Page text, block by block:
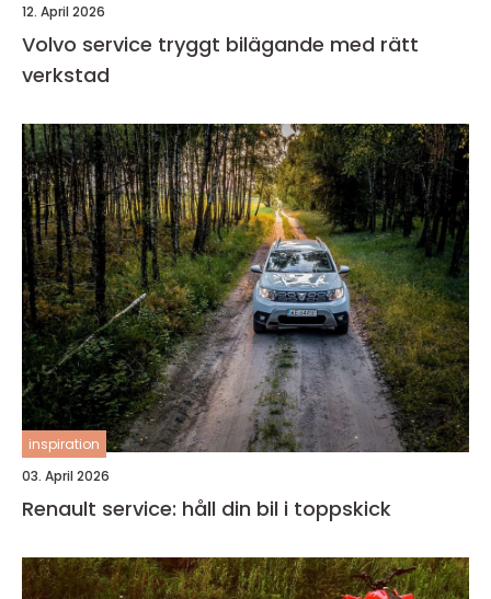
12. April 2026
Volvo service tryggt bilägande med rätt
verkstad
inspiration
03. April 2026
Renault service: håll din bil i toppskick